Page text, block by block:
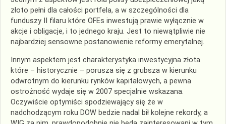
złoto pełni dla całości portfela, a w szczególności dla
funduszy II filaru które OFEs inwestują prawie wyłącznie w
akcje i obligacje, i to jednego kraju. Jest to niewątpliwie nie
najbardziej sensowne postanowienie reformy emerytalnej.
Innym aspektem jest charakterystyka inwestycyjna złota
które – historycznie – porusza się z grubsza w kierunku
odwrotnym do kierunku rynków kapitałowych, a pewna
ostrożność wydaje się w 2007 specjalnie wskazana.
Oczywiście optymiści spodziewający się że w
nadchodzącym roku DOW bedzie nadal bił kolejne rekordy, a